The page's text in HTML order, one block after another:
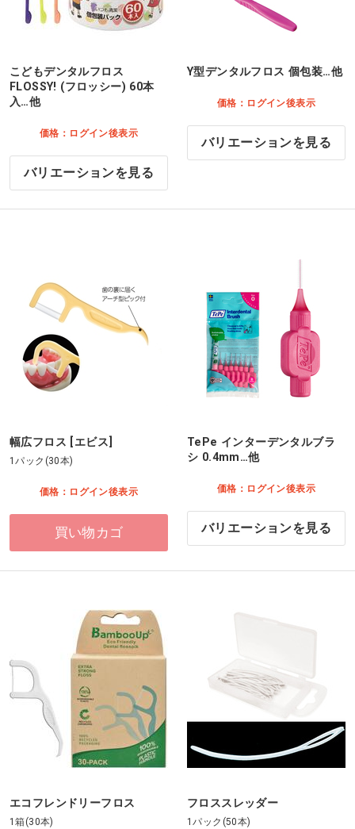
こどもデンタルフロス
FLOSSY! (フロッシー) 60本
入…他
価格：ログイン後表示
バリエーションを見る
Y型デンタルフロス 個包装…他
価格：ログイン後表示
バリエーションを見る
幅広フロス [エビス]
1パック(30本)
価格：ログイン後表示
買い物カゴ
TePe インターデンタルブラ
シ 0.4mm…他
価格：ログイン後表示
バリエーションを見る
エコフレンドリーフロス
1箱(30本)
フロススレッダー
1パック(50本)